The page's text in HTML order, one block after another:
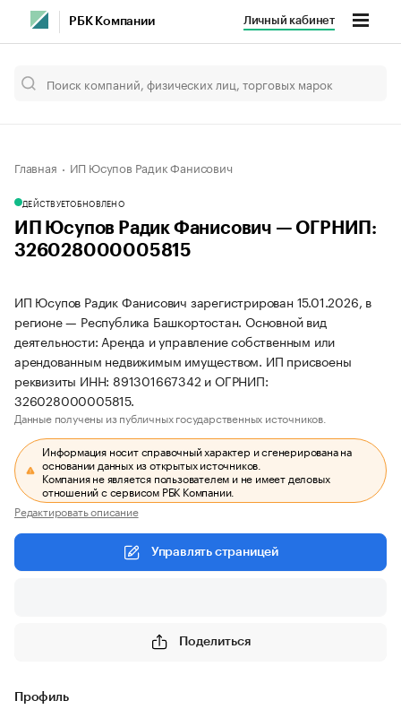
РБК Компании Личный кабинет
Главная ИП Юсупов Радик Фанисович
ДЕЙСТВУЕТОБНОВЛЕНО
ИП Юсупов Радик Фанисович — ОГРНИП:
326028000005815
ИП Юсупов Радик Фанисович зарегистрирован 15.01.2026, в
регионе — Республика Башкортостан. Основной вид
деятельности: Аренда и управление собственным или
арендованным недвижимым имуществом. ИП присвоены
реквизиты ИНН: 891301667342 и ОГРНИП:
326028000005815.
Данные получены из публичных государственных источников.
Информация носит справочный характер и сгенерирована на
основании данных из открытых источников.
Компания не является пользователем и не имеет деловых
отношений с сервисом РБК Компании.
Редактировать описание
Управлять страницей
Поделиться
Профиль